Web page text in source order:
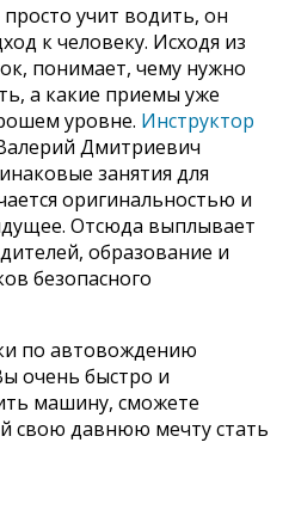
учит водить, он
к человеку. Исходя из
понимает, чему нужно
а какие приемы уже
уровне. Инструктор
Дмитриевич
занятия для
оригинальностью и
Отсюда выплывает
образование и
безопасного
по автовождению
очень быстро и
машину, сможете
свою давнюю мечту стать